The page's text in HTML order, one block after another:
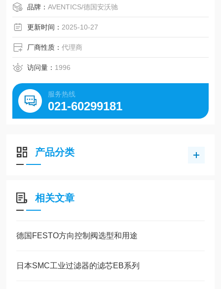
品牌：AVENTICS/德国安沃驰
更新时间： 2025-10-27
厂商性质：代理商
访问量： 1996
服务热线
021-60299181
产品分类
相关文章
德国FESTO方向控制阀选型和用途
日本SMC工业过滤器的滤芯EB系列